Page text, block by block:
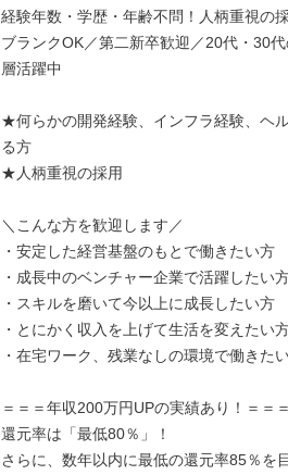
経験年数・学歴・年齢不問！人柄重視の
ブランクOK／第二新卒歓迎／20代・30
層活躍中
★何らかの開発経験、インフラ経験、ヘ
る方
★人柄重視の採用
＼こんな方を歓迎します／
・安定した経営基盤のもとで働きたい方
・成長中のベンチャー企業で活躍したい
・スキルを磨いて今以上に成長したい方
・とにかく収入を上げて生活を変えたい
・在宅ワーク、残業なしの環境で働きた
＝＝＝年収200万円UPの実績あり！＝＝＝
還元率は「最低80％」！
さらに、数年以内に最低の還元率85％を